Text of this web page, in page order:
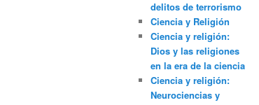
delitos de terrorismo
Ciencia y Religión
Ciencia y religión:
Dios y las religiones
en la era de la ciencia
Ciencia y religión:
Neurociencias y